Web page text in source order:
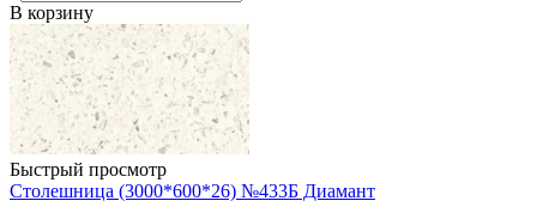
В корзину
Быстрый просмотр
Столешница (3000*600*26) №433Б Диамант